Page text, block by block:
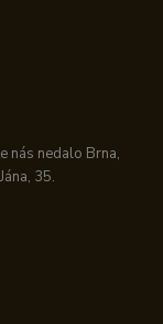
nás nedalo Brna,
35.